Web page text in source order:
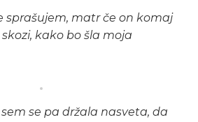
sprašujem, matr če on komaj
kako bo šla moja
sem se pa držala nasveta, da